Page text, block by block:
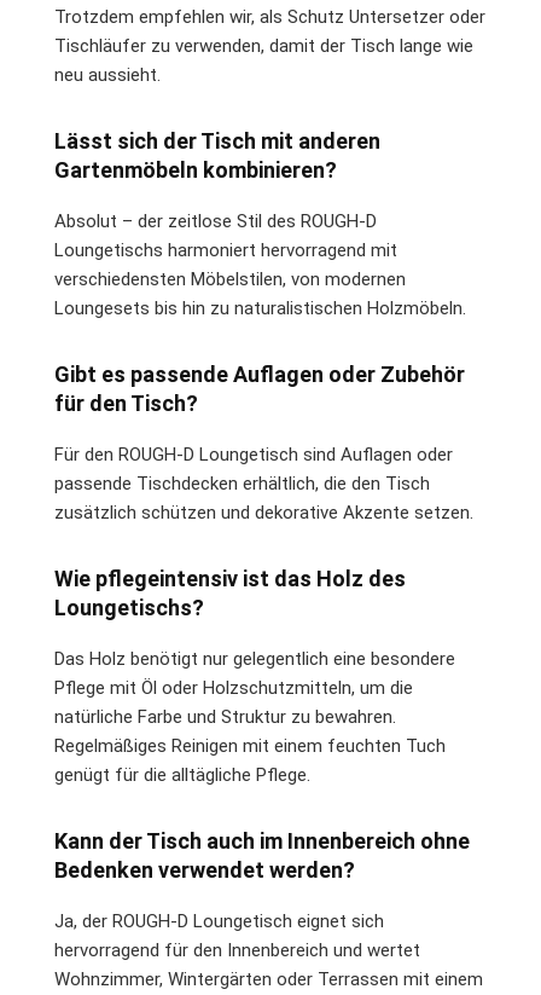
Trotzdem empfehlen wir, als Schutz Untersetzer oder
Tischläufer zu verwenden, damit der Tisch lange wie
neu aussieht.
Lässt sich der Tisch mit anderen
Gartenmöbeln kombinieren?
Absolut – der zeitlose Stil des ROUGH-D
Loungetischs harmoniert hervorragend mit
verschiedensten Möbelstilen, von modernen
Loungesets bis hin zu naturalistischen Holzmöbeln.
Gibt es passende Auflagen oder Zubehör
für den Tisch?
Für den ROUGH-D Loungetisch sind Auflagen oder
passende Tischdecken erhältlich, die den Tisch
zusätzlich schützen und dekorative Akzente setzen.
Wie pflegeintensiv ist das Holz des
Loungetischs?
Das Holz benötigt nur gelegentlich eine besondere
Pflege mit Öl oder Holzschutzmitteln, um die
natürliche Farbe und Struktur zu bewahren.
Regelmäßiges Reinigen mit einem feuchten Tuch
genügt für die alltägliche Pflege.
Kann der Tisch auch im Innenbereich ohne
Bedenken verwendet werden?
Ja, der ROUGH-D Loungetisch eignet sich
hervorragend für den Innenbereich und wertet
Wohnzimmer, Wintergärten oder Terrassen mit einem